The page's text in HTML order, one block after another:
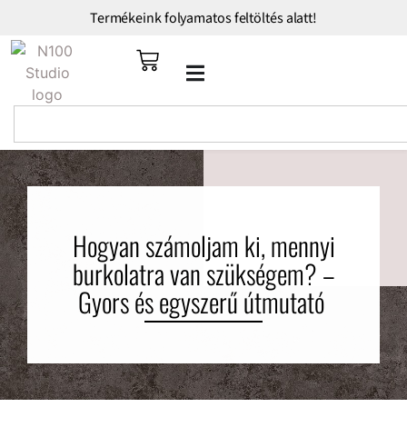
Termékeink folyamatos feltöltés alatt!
Hogyan számoljam ki, mennyi
burkolatra van szükségem? –
Gyors és egyszerű útmutató